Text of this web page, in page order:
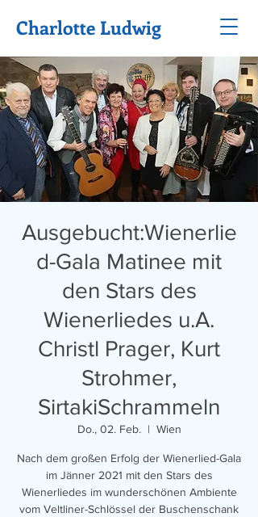
Charlotte Ludwig
Ausgebucht:Wienerlie
d-Gala Matinee mit
den Stars des
Wienerliedes u.A.
Christl Prager, Kurt
Strohmer,
SirtakiSchrammeln
Do., 02. Feb.
  |
Wien
Nach dem großen Erfolg der Wienerlied-Gala
im Jänner 2021 mit den Stars des
Wienerliedes im wunderschönen Ambiente
vom Veltliner-Schlössel der Buschenschank